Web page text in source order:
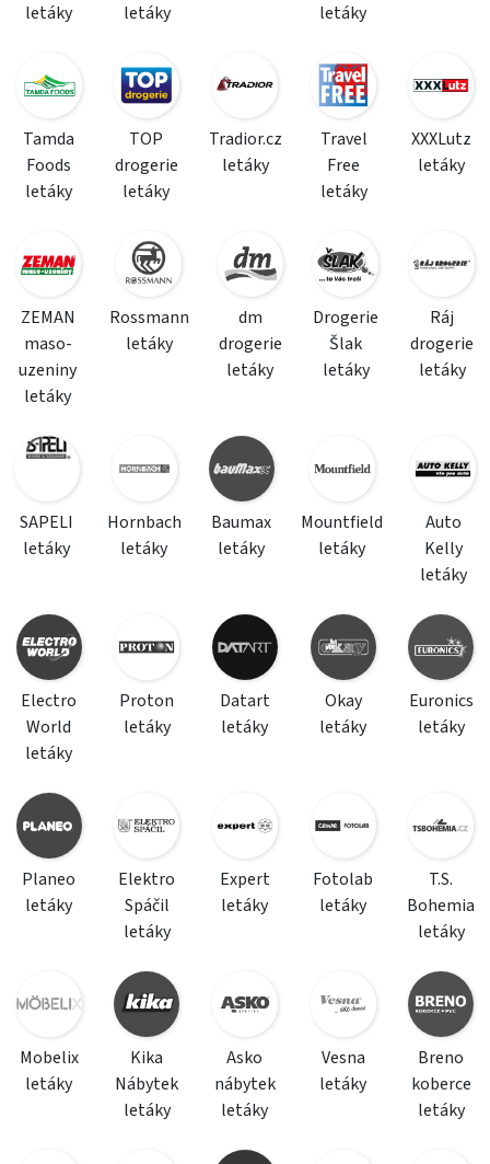
letáky
letáky
letáky
Tamda
Foods
letáky
TOP
drogerie
letáky
Tradior.cz
letáky
Travel
Free
letáky
XXXLutz
letáky
ZEMAN
maso-
uzeniny
letáky
Rossmann
letáky
dm
drogerie
letáky
Drogerie
Šlak
letáky
Ráj
drogerie
letáky
SAPELI
letáky
Hornbach
letáky
Baumax
letáky
Mountfield
letáky
Auto
Kelly
letáky
Electro
World
letáky
Proton
letáky
Datart
letáky
Okay
letáky
Euronics
letáky
Planeo
letáky
Elektro
Spáčil
letáky
Expert
letáky
Fotolab
letáky
T.S.
Bohemia
letáky
Mobelix
letáky
Kika
Nábytek
letáky
Asko
nábytek
letáky
Vesna
letáky
Breno
koberce
letáky